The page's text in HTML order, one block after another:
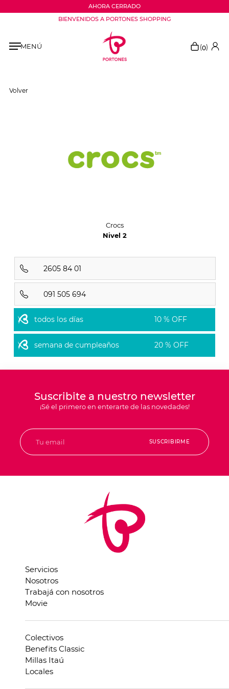
AHORA CERRADO
BIENVENIDOS A PORTONES SHOPPING
MENÚ (0)
Volver
Crocs
Nivel 2
2605 84 01
091 505 694
todos los días 10 % OFF
semana de cumpleaños 20 % OFF
Suscribite a nuestro newsletter
¡Sé el primero en enterarte de las novedades!
SUSCRIBIRME
Servicios
Nosotros
Trabajá con nosotros
Movie
Colectivos
Benefits Classic
Millas Itaú
Locales